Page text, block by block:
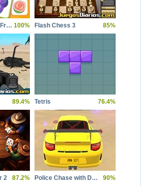
Princess Rescue Fruit Connect 100% Flash Chess 3 85%
89.4% Tetris 76.4%
2 87.2% Police Chase with Destruction 90%